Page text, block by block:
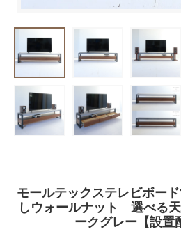
モールテックステレビボ
しウォールナット 選べる
ークグレー【設置